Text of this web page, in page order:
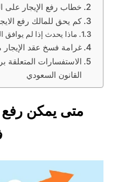
خطاب رفع الإيجار على
كم يحق للمالك رفع
ماذا يحدث إذا لم يوافق
غرامة فسخ عقد الإيجار
الاستفسارات المتعلقة
القانون السعودي
متى يمكن رفع